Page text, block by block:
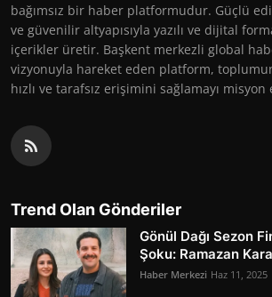
bağımsız bir haber platformudur. Güçlü
ve güvenilir altyapısıyla yazılı ve dijital
içerikler üretir. Başkent merkezli global
vizyonuyla hareket eden platform,
hızlı ve tarafsız erişimini sağlamayı
Trend Olan Gönderiler
Gönül Dağı Sezon
Şoku: Ramazan
Haber Merkezi Haz 11, 2025